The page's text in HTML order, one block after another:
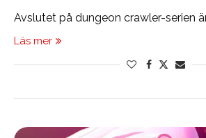
Avslutet på dungeon crawler-serien
Läs mer